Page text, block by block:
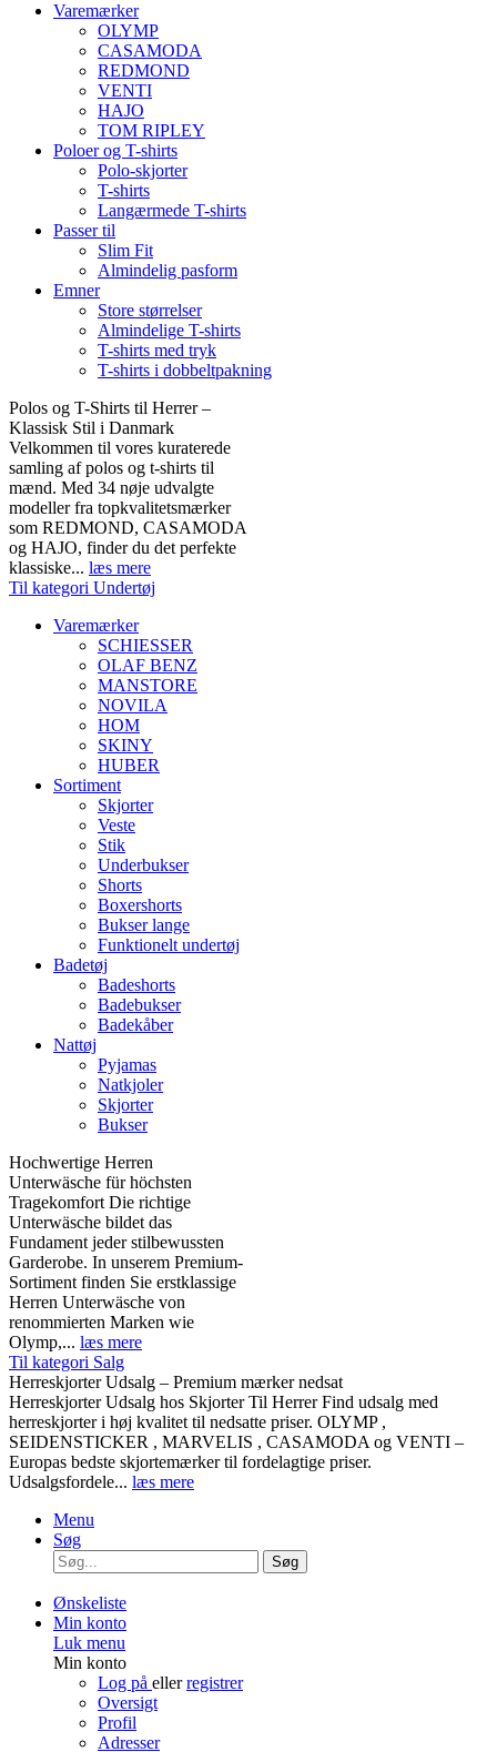
Varemærker
OLYMP
CASAMODA
REDMOND
VENTI
HAJO
TOM RIPLEY
Poloer og T-shirts
Polo-skjorter
T-shirts
Langærmede T-shirts
Passer til
Slim Fit
Almindelig pasform
Emner
Store størrelser
Almindelige T-shirts
T-shirts med tryk
T-shirts i dobbeltpakning
Polos og T-Shirts til Herrer –
Klassisk Stil i Danmark
Velkommen til vores kuraterede
samling af polos og t-shirts til
mænd. Med 34 nøje udvalgte
modeller fra topkvalitetsmærker
som REDMOND, CASAMODA
og HAJO, finder du det perfekte
klassiske... læs mere
Til kategori Undertøj
Varemærker
SCHIESSER
OLAF BENZ
MANSTORE
NOVILA
HOM
SKINY
HUBER
Sortiment
Skjorter
Veste
Stik
Underbukser
Shorts
Boxershorts
Bukser lange
Funktionelt undertøj
Badetøj
Badeshorts
Badebukser
Badekåber
Nattøj
Pyjamas
Natkjoler
Skjorter
Bukser
Hochwertige Herren
Unterwäsche für höchsten
Tragekomfort Die richtige
Unterwäsche bildet das
Fundament jeder stilbewussten
Garderobe. In unserem Premium-
Sortiment finden Sie erstklassige
Herren Unterwäsche von
renommierten Marken wie
Olymp,... læs mere
Til kategori Salg
Herreskjorter Udsalg – Premium mærker nedsat
Herreskjorter Udsalg hos Skjorter Til Herrer Find udsalg med
herreskjorter i høj kvalitet til nedsatte priser. OLYMP ,
SEIDENSTICKER , MARVELIS , CASAMODA og VENTI –
Europas bedste skjortemærker til fordelagtige priser.
Udsalgsfordele... læs mere
Menu
Søg
Søg
Ønskeliste
Min konto
Luk menu
Min konto
Log på ellerregistrer
Oversigt
Profil
Adresser